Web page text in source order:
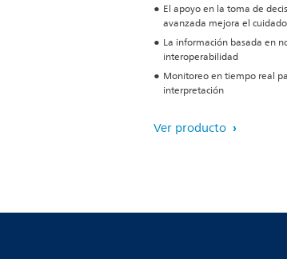
El apoyo en la toma de
avanzada mejora el cuidado
La información basada en
interoperabilidad
Monitoreo en tiempo real
interpretación
Ver producto